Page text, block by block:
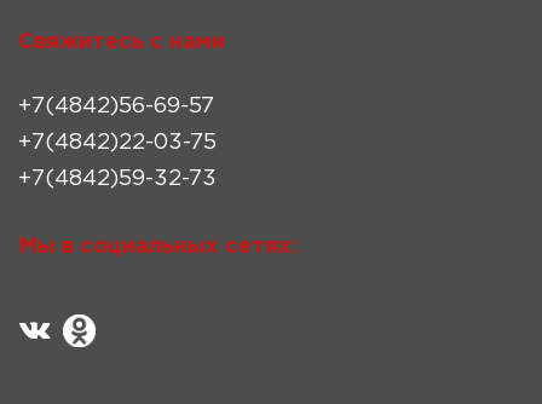
Свяжитесь с нами
+7(4842)56-69-57
+7(4842)22-03-75
+7(4842)59-32-73
Мы в социальных сетях: